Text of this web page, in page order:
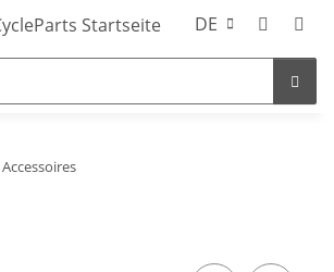
DE
Accessoires